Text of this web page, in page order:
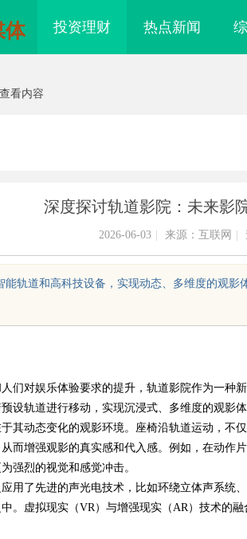
体 投资理财 热点新闻
查看内容
深度探讨轨道影院：未来影
2026-06-03 来源：互联网
能轨道和高科技设备，实现动态、多维度的观
们对娱乐体验要求的提升，轨道影院作为一种
设轨道进行移动，实现沉浸式、多维度的观影
其动态变化的观影环境。座椅沿轨道运动，不
而增强观影的真实感和代入感。例如，在动作
强烈的视觉和感觉冲击。
用了先进的声光电技术，比如环绕立体声系统
。虚拟现实（VR）与增强现实（AR）技术的
品性能的新选择